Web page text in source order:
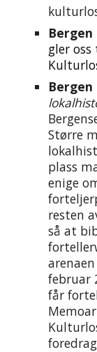
Bergen
gler
Større
plass
enige
resten
så at
februar
får